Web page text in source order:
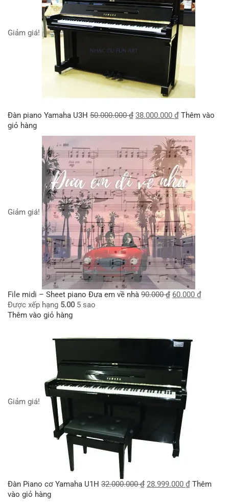
Giảm giá!
Đàn piano Yamaha U3H 50.000.000₫ 38.000.000 ₫ Thêm vào
giỏ hàng
Giảm giá!
File midi – Sheet piano Đưa em về nhà 90.000₫ 60.000 ₫
Được xếp hạng 5.005 sao
Thêm vào giỏ hàng
Giảm giá!
Đàn Piano cơ Yamaha U1H 32.000.000₫ 28.999.000 ₫ Thêm
vào giỏ hàng